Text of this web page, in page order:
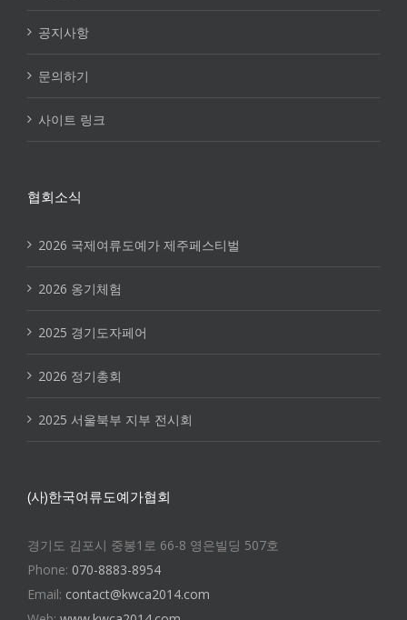
공지사항
문의하기
사이트 링크
협회소식
2026 국제여류도예가 제주페스티벌
2026 옹기체험
2025 경기도자페어
2026 정기총회
2025 서울북부 지부 전시회
(사)한국여류도예가협회
경기도 김포시 중봉1로 66-8 영은빌딩 507호
Phone: 070-8883-8954
Email: contact@kwca2014.com